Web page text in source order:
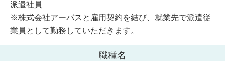
派遣社員
※株式会社アーバスと雇用契約を結び、就業先で派遣従
業員として勤務していただきます。
職種名